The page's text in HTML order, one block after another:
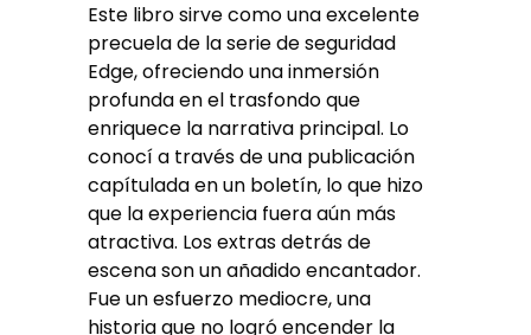
Este libro sirve como una excelente
precuela de la serie de seguridad
Edge, ofreciendo una inmersión
profunda en el trasfondo que
enriquece la narrativa principal. Lo
conocí a través de una publicación
capítulada en un boletín, lo que hizo
que la experiencia fuera aún más
atractiva. Los extras detrás de
escena son un añadido encantador.
Fue un esfuerzo mediocre, una
historia que no logró encender la